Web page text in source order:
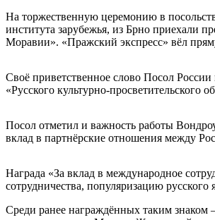
На торжественную церемонию в
института зарубежья, из Брно приехали
Моравии». «Пражский экспресс» вёл
Своё приветственное слово Посол
«Русского культурно-просветительского
Посол отметил и важность работы
вклад в партнёрские отношения между
Награда «За вклад в международное
сотрудничества, популяризацию
Среди ранее награждённых таким